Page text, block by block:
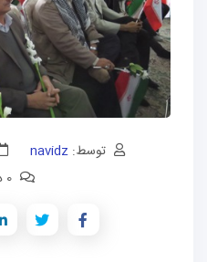
توسط:navidz
0 دیدگاه